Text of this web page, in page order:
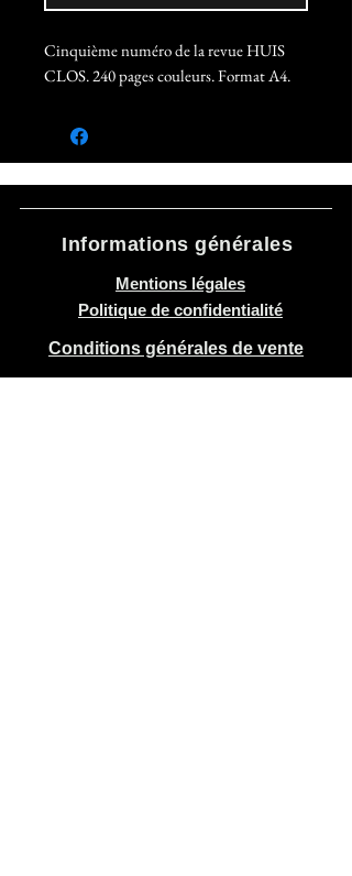
Cinquième numéro de la revue HUIS
CLOS. 240 pages couleurs. Format A4.
Informations générales
Mentions légales
Politique de confidentialité
Conditions générales de vente